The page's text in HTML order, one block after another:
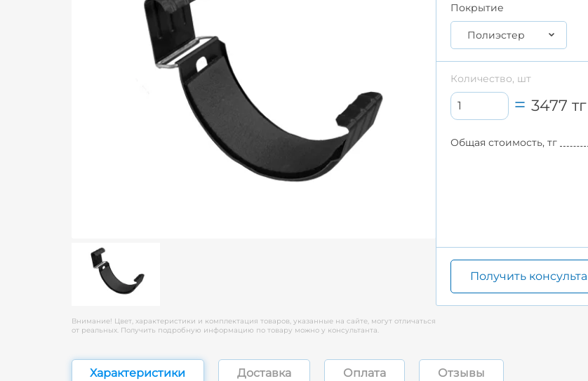
Внимание! Цвет, характеристики и комплектация товаров, указанные на сайте, могут отличаться
от реальных. Получить подробную информацию по товару можно у консультанта.
Покрытие
Полиэстер
Количество, шт
3477 тг
Общая стоимость, тг
Получить
Характеристики Доставка Оплата Отзывы